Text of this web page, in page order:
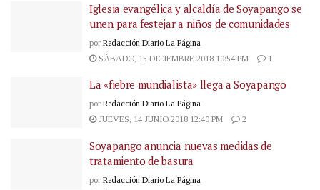
Iglesia evangélica y alcaldía de Soyapango se
unen para festejar a niños de comunidades
por Redacción Diario La Página
SÁBADO, 15 DICIEMBRE 2018 10:54 PM
1
La «fiebre mundialista» llega a Soyapango
por Redacción Diario La Página
JUEVES, 14 JUNIO 2018 12:40 PM
2
Soyapango anuncia nuevas medidas de
tratamiento de basura
por Redacción Diario La Página